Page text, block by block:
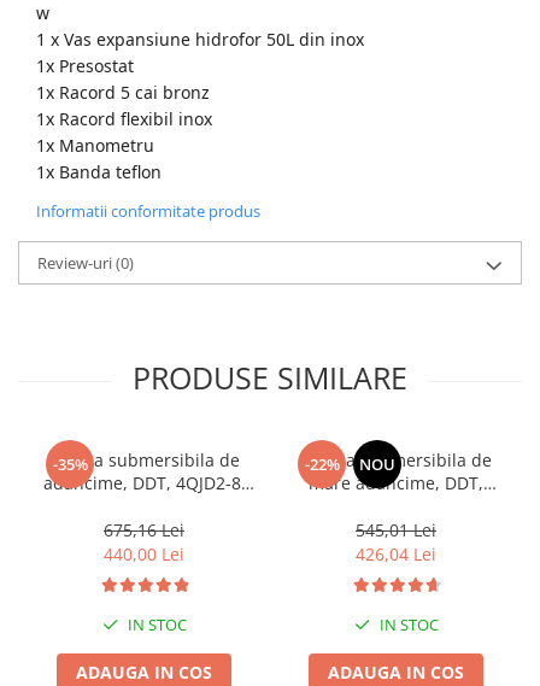
w
1 x Vas expansiune hidrofor 50L din inox
1x Presostat
1x Racord 5 cai bronz
1x Racord flexibil inox
1x Manometru
1x Banda teflon
Informatii conformitate produs
Review-uri(0)
PRODUSE SIMILARE
-35%
Pompa submersibila de
adancime, DDT, 4QJD2-8,
25 metri cablu
675,16 Lei
440,00 Lei
IN STOC
ADAUGA IN COS
-22% NOU
Pompa submersibila de
mare adancime, DDT,
turbine
545,01 Lei
426,04 Lei
IN STOC
ADAUGA IN COS